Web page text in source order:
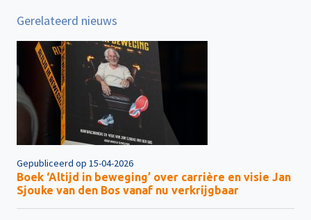
Gerelateerd nieuws
Gepubliceerd op 15-04-2026
Boek ‘Altijd in beweging’ over carrière en visie Jan
Sjouke van den Bos vanaf nu verkrijgbaar